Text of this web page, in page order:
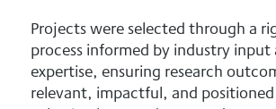
Projects were selected through a
process informed by industry
expertise, ensuring research
relevant, impactful, and